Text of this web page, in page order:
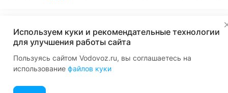
Используем куки и рекомендательные технологии
для улучшения работы сайта
Пользуясь сайтом Vodovoz.ru, вы соглашаетесь на
использование файлов куки